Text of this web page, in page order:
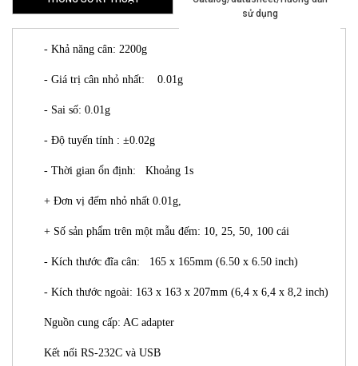
sử dụng
- Khả năng cân: 2200g
- Giá trị cân nhỏ nhất: 0.01g
- Sai số: 0.01g
- Độ tuyến tính : ±0.02g
- Thời gian ổn định: Khoảng 1s
+ Đơn vị đếm nhỏ nhất 0.01g,
+ Số sản phẩm trên một mẫu đếm: 10, 25, 50, 100 cái
- Kích thước đĩa cân: 165 x 165mm (6.50 x 6.50 inch)
- Kích thước ngoài: 163 x 163 x 207mm (6,4 x 6,4 x 8,2 inch)
Nguồn cung cấp: AC adapter
Kết nối RS-232C và USB